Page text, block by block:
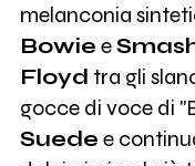
melanconia
Bowie e
Floyd tra gli
gocce di voce di
Suede e